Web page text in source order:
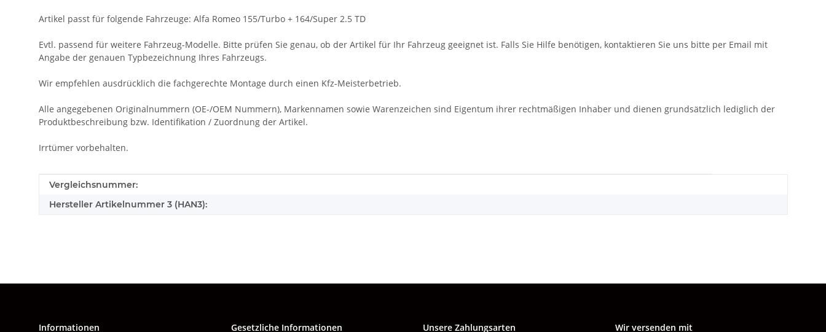
Artikel passt für folgende Fahrzeuge: Alfa Romeo 155/Turbo + 164/Super 2.5 TD
Evtl. passend für weitere Fahrzeug-Modelle. Bitte prüfen Sie genau, ob der Artikel für Ihr Fahrzeug geeignet ist. Falls Sie Hilfe benötigen, kontaktieren Sie uns bitte per Email mit
Angabe der genauen Typbezeichnung Ihres Fahrzeugs.
Wir empfehlen ausdrücklich die fachgerechte Montage durch einen Kfz-Meisterbetrieb.
Alle angegebenen Originalnummern (OE-/OEM Nummern), Markennamen sowie Warenzeichen sind Eigentum ihrer rechtmäßigen Inhaber und dienen grundsätzlich lediglich der
Produktbeschreibung bzw. Identifikation / Zuordnung der Artikel.
Irrtümer vorbehalten.
Produkteigenschaft
Wert
Vergleichsnummer:
Hersteller Artikelnummer 3 (HAN3):
Informationen Gesetzliche Informationen Unsere Zahlungsarten Wir versenden mit